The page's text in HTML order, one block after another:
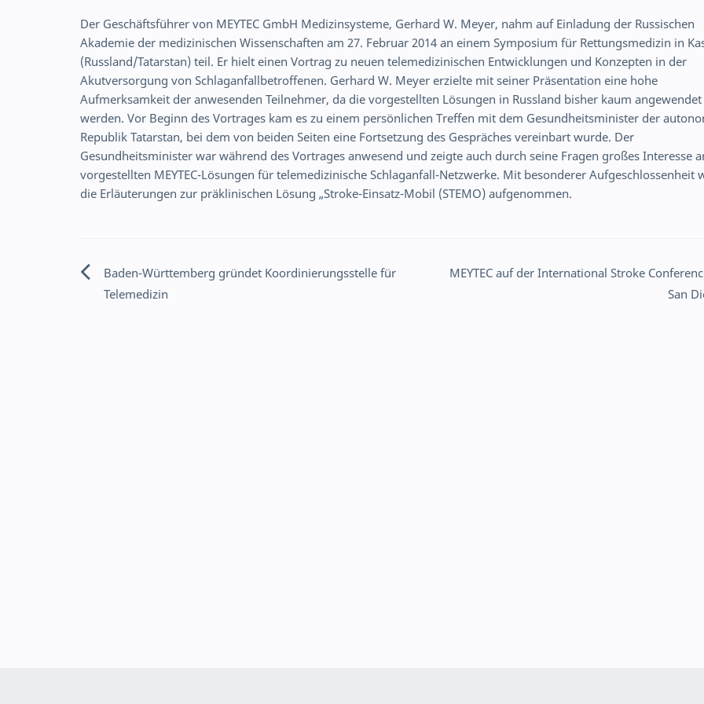
Der Geschäftsführer von MEYTEC GmbH Medizinsysteme, Gerhard W. Meyer, nahm auf Einladung der Russischen
Akademie der medizinischen Wissenschaften am 27. Februar 2014 an einem Symposium für Rettungsmedizin in
(Russland/Tatarstan) teil. Er hielt einen Vortrag zu neuen telemedizinischen Entwicklungen und Konzepten in der
Akutversorgung von Schlaganfallbetroffenen. Gerhard W. Meyer erzielte mit seiner Präsentation eine hohe
Aufmerksamkeit der anwesenden Teilnehmer, da die vorgestellten Lösungen in Russland bisher kaum angewendet
werden. Vor Beginn des Vortrages kam es zu einem persönlichen Treffen mit dem Gesundheitsminister der
Republik Tatarstan, bei dem von beiden Seiten eine Fortsetzung des Gespräches vereinbart wurde. Der
Gesundheitsminister war während des Vortrages anwesend und zeigte auch durch seine Fragen großes Interesse
vorgestellten MEYTEC-Lösungen für telemedizinische Schlaganfall-Netzwerke. Mit besonderer Aufgeschlossenheit
die Erläuterungen zur präklinischen Lösung „Stroke-Einsatz-Mobil (STEMO) aufgenommen.
Beitragsnavigation
Baden-Württemberg gründet Koordinierungsstelle für
Telemedizin
MEYTEC auf der International Stroke
San